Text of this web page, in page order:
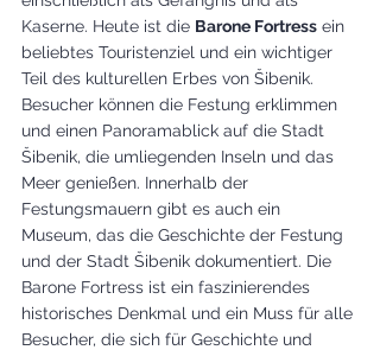
Kaserne. Heute ist die Barone Fortress ein
beliebtes Touristenziel und ein wichtiger
Teil des kulturellen Erbes von Šibenik.
Besucher können die Festung erklimmen
und einen Panoramablick auf die Stadt
Šibenik, die umliegenden Inseln und das
Meer genießen. Innerhalb der
Festungsmauern gibt es auch ein
Museum, das die Geschichte der Festung
und der Stadt Šibenik dokumentiert. Die
Barone Fortress ist ein faszinierendes
historisches Denkmal und ein Muss für alle
Besucher, die sich für Geschichte und